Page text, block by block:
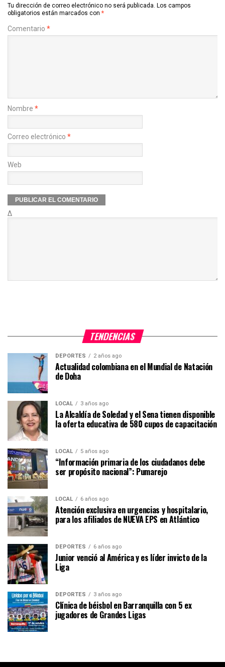
Tu dirección de correo electrónico no será publicada. Los campos
obligatorios están marcados con *
Comentario *
Nombre *
Correo electrónico *
Web
Δ
TENDENCIAS
DEPORTES 2 años ago
Actualidad colombiana en el Mundial de Natación
de Doha
LOCAL 3 años ago
La Alcaldía de Soledad y el Sena tienen disponible
la oferta educativa de 580 cupos de capacitación
LOCAL 5 años ago
“Información primaria de los ciudadanos debe
ser propósito nacional”: Pumarejo
LOCAL 6 años ago
Atención exclusiva en urgencias y hospitalario,
para los afiliados de NUEVA EPS en Atlántico
DEPORTES 6 años ago
Junior venció al América y es líder invicto de la
Liga
DEPORTES 3 años ago
Clínica de béisbol en Barranquilla con 5 ex
jugadores de Grandes Ligas